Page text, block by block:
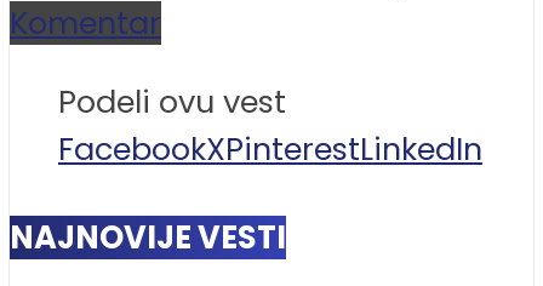
Komentar
Podeli ovu vest
FacebookXPinterestLinkedIn
NAJNOVIJE VESTI